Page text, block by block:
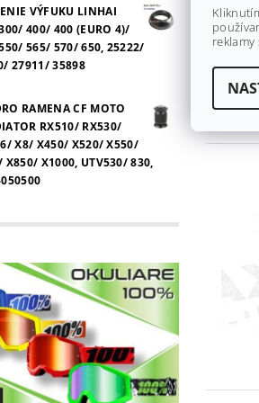
VÝFUKU LINHAI
400/ 400 (EURO 4)/
565/ 570/ 650, 25222/
27911/ 35898
RAMENA CF MOTO
RX510/ RX530/
X8/ X450/ X520/ X550/
X850/ X1000, UTV530/ 830,
reklamy